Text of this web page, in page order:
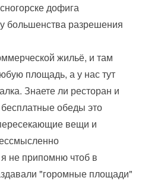
дофига
большенства разрешения
жильё, и там
площадь, а у нас тут
Знаете ли ресторан и
обеды это
вещи и
я не припомню чтоб в
"горомные площади"